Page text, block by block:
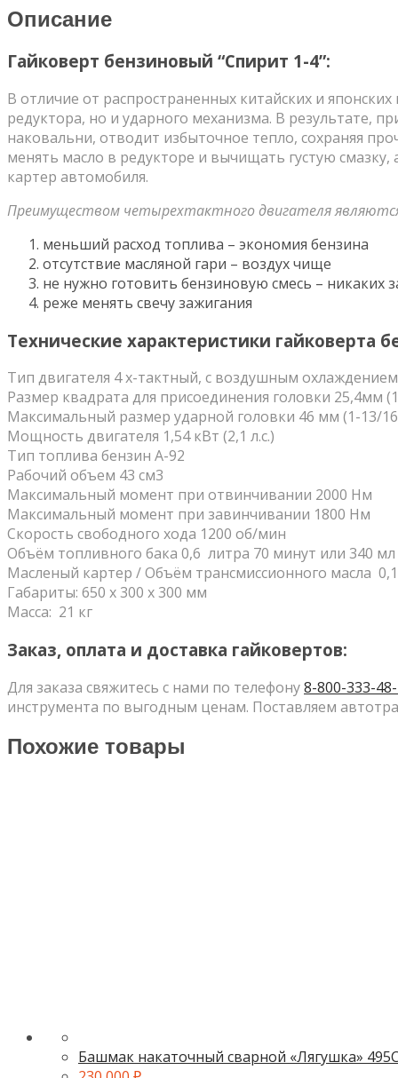
4"
Описание
Гайковерт бензиновый “Спирит 1-4”:
В отличие от распространенных китайских и
редуктора, но и ударного механизма. В результате,
наковальни, отводит избыточное тепло, сохраняя
менять масло в редукторе и вычищать густую
картер автомобиля.
Преимуществом четырехтактного двигателя
меньший расход топлива – экономия бензина
отсутствие масляной гари – воздух чище
не нужно готовить бензиновую смесь – никаких
реже менять свечу зажигания
Технические характеристики гайковерта
Тип двигателя 4 х-тактный, с воздушным
Размер квадрата для присоединения головки 25,4мм
Максимальный размер ударной головки 46 мм (1-13/
Мощность двигателя 1,54 кВт (2,1 л.с.)
Тип топлива бензин А-92
Рабочий объем 43 см3
Максимальный момент при отвинчивании 2000 Нм
Максимальный момент при завинчивании 1800 Hм
Скорость свободного хода 1200 об/мин
Объём топливного бака 0,6 литра 70 минут или 340
Масленый картер / Объём трансмиссионного масла 0,1
Габариты: 650 х 300 х 300 мм
Масса: 21 кг
Заказ, оплата и доставка гайковертов:
Для заказа свяжитесь с нами по телефону8-800-333-
инструмента по выгодным ценам. Поставляем
Похожие товары
Башмак накаточный сварной «Лягушка»